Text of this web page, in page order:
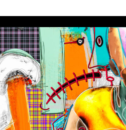
kunstquadrat.com
impressum